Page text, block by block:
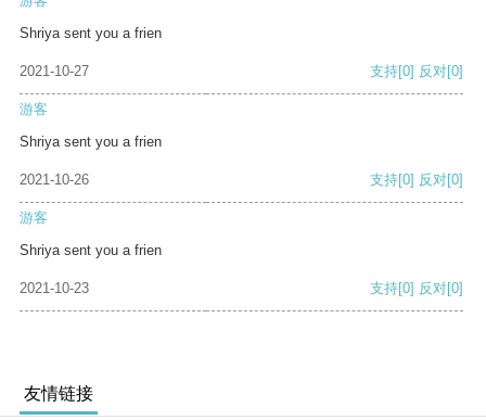
Shriya sent you a frien
2021-10-27 支持[0] 反对[0]
游客
Shriya sent you a frien
2021-10-26 支持[0] 反对[0]
游客
Shriya sent you a frien
2021-10-23 支持[0] 反对[0]
友情链接